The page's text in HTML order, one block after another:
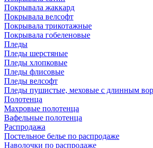
Покрывала жаккард
Покрывала велсофт
Покрывала трикотажные
Покрывала гобеленовые
Пледы
Пледы шерстяные
Пледы хлопковые
Пледы флисовые
Пледы велсофт
Пледы пушистые, меховые с длинным
Полотенца
Махровые полотенца
Вафельные полотенца
Распродажа
Постельное белье по распродаже
Наволочки по распродаже